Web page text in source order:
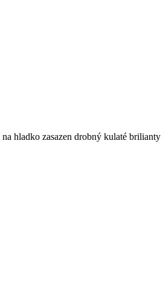
hladko zasazen drobný kulaté